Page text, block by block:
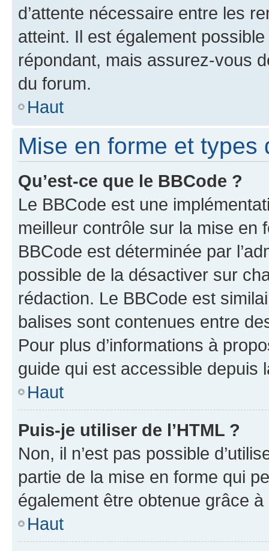
d’attente nécessaire entre les
atteint. Il est également
répondant, mais assurez-vous
du forum.
Haut
Mise en forme et types
Qu’est-ce que le BBCode ?
Le BBCode est une
meilleur contrôle sur la mise en
BBCode est déterminée par
possible de la désactiver sur
rédaction. Le BBCode est
balises sont contenues entre
Pour plus d’informations à
guide qui est accessible depuis
Haut
Puis-je utiliser de l’HTML ?
Non, il n’est pas possible
partie de la mise en forme qui
également être obtenue grâce à
Haut